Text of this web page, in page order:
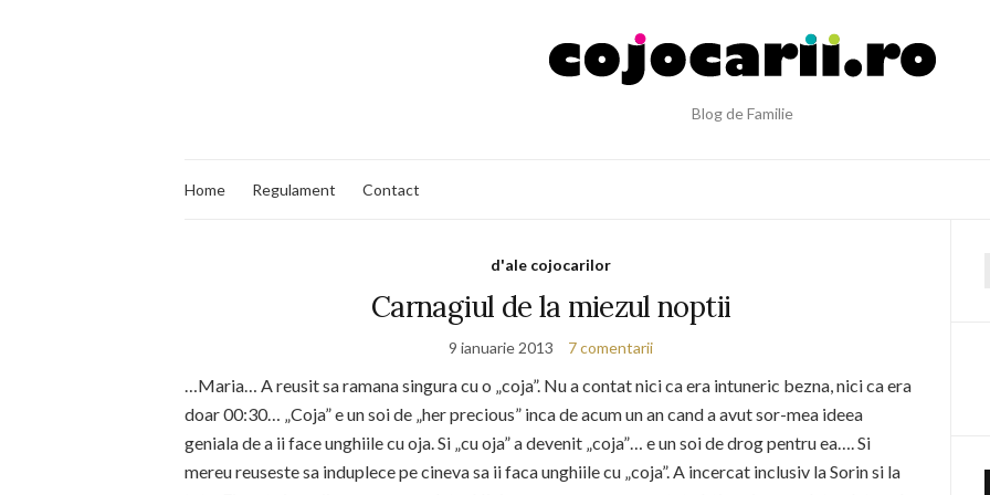
Blog de Familie
Home Regulament Contact
d'ale cojocarilor
Carnagiul de la miezul noptii
9 ianuarie 2013 7 comentarii
…Maria… A reusit sa ramana singura cu o „coja”. Nu a contat nici ca era intuneric bezna, nici ca era
doar 00:30… „Coja” e un soi de „her precious” inca de acum un an cand a avut sor-mea ideea
geniala de a ii face unghiile cu oja. Si „cu oja” a devenit „coja”… e un soi de drog pentru ea…. Si
mereu reuseste sa induplece pe cineva sa ii faca unghiile cu „coja”. A incercat inclusiv la Sorin si la